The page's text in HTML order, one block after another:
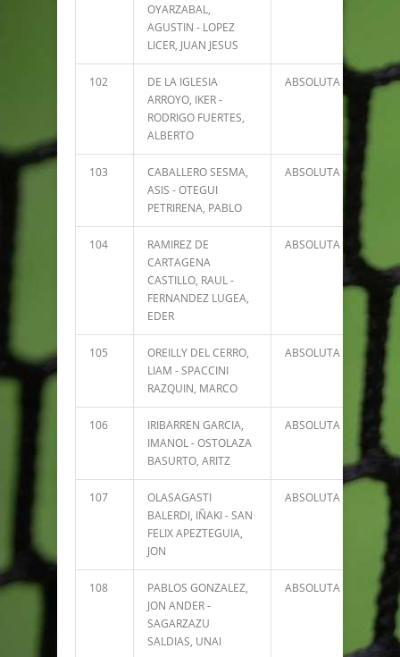
OYARZABAL,
AGUSTIN - LOPEZ
LICER, JUAN JESUS
102
DE LA IGLESIA
ARROYO, IKER -
RODRIGO FUERTES,
ALBERTO
ABSOLUTA
103
CABALLERO SESMA,
ASIS - OTEGUI
PETRIRENA, PABLO
ABSOLUTA
104
RAMIREZ DE
CARTAGENA
CASTILLO, RAUL -
FERNANDEZ LUGEA,
EDER
ABSOLUTA
105
OREILLY DEL CERRO,
LIAM - SPACCINI
RAZQUIN, MARCO
ABSOLUTA
106
IRIBARREN GARCIA,
IMANOL - OSTOLAZA
BASURTO, ARITZ
ABSOLUTA
107
OLASAGASTI
BALERDI, IÑAKI - SAN
FELIX APEZTEGUIA,
JON
ABSOLUTA
108
PABLOS GONZALEZ,
JON ANDER -
SAGARZAZU
SALDIAS, UNAI
ABSOLUTA